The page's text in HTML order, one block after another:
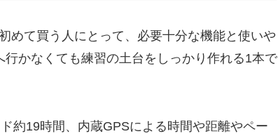
めて買う人にとって、必要十分な機能と使いや
かなくても練習の土台をしっかり作れる1本で
約19時間、内蔵GPSによる時間や距離やペー